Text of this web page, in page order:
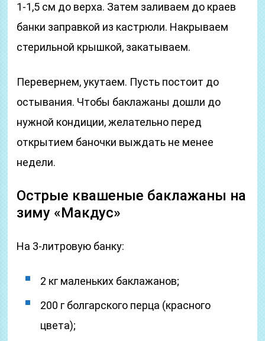
1-1,5 см до верха. Затем заливаем до краев
банки заправкой из кастрюли. Накрываем
стерильной крышкой, закатываем.
Перевернем, укутаем. Пусть постоит до
остывания. Чтобы баклажаны дошли до
нужной кондиции, желательно перед
открытием баночки выждать не менее
недели.
Острые квашеные баклажаны на
зиму «Макдус»
На 3-литровую банку:
2 кг маленьких баклажанов;
200 г болгарского перца (красного
цвета);